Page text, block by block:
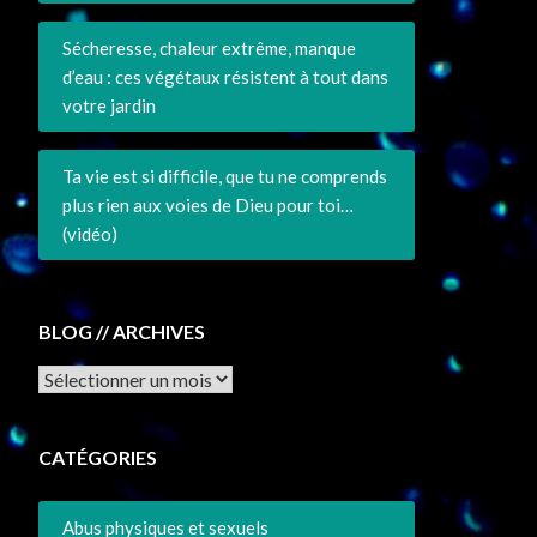
Sécheresse, chaleur extrême, manque
d’eau : ces végétaux résistent à tout dans
votre jardin
Ta vie est si difficile, que tu ne comprends
plus rien aux voies de Dieu pour toi…
(vidéo)
BLOG // ARCHIVES
Archives
CATÉGORIES
Abus physiques et sexuels